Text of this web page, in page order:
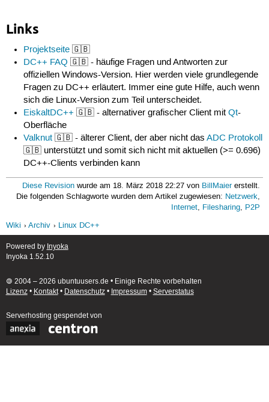
Links
Projektseite 🇬🇧
DC++ FAQ 🇬🇧 - häufige Fragen und Antworten zur
offiziellen Windows-Version. Hier werden viele grundlegende
Fragen zu DC++ erläutert. Immer eine gute Hilfe, auch wenn
sich die Linux-Version zum Teil unterscheidet.
EiskaltDC++ 🇬🇧 - alternativer grafischer Client mitQt-
Oberfläche
Valknut 🇬🇧 - älterer Client, der aber nicht dasADC Protokoll
🇬🇧 unterstützt und somit sich nicht mit aktuellen (>= 0.696)
DC++-Clients verbinden kann
Diese Revision wurde am 18. März 2018 22:27 von BillMaiererstellt.
Die folgenden Schlagworte wurden dem Artikel zugewiesen: Netzwerk,
Internet, Filesharing, P2P
Wiki
Archiv Linux DC++
Powered by Inyoka
Inyoka 1.52.10
🄯 2004 – 2026 ubuntuusers.de • Einige Rechte vorbehalten
Lizenz• Kontakt• Datenschutz• Impressum• Serverstatus
Serverhosting gespendet von